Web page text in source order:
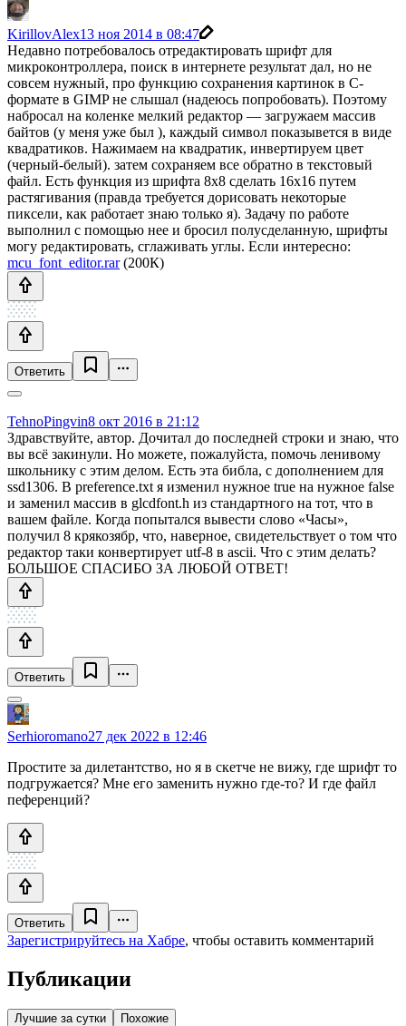
KirillovAlex13 ноя 2014 в 08:47
Недавно потребовалось отредактировать шрифт для
микроконтроллера, поиск в интернете результат дал, но не
совсем нужный, про функцию сохранения картинок в C-
формате в GIMP не слышал (надеюсь попробовать). Поэтому
набросал на коленке мелкий редактор — загружаем массив
байтов (у меня уже был ), каждый символ показывется в виде
квадратиков. Нажимаем на квадратик, инвертируем цвет
(черный-белый). затем сохраняем все обратно в текстовый
файл. Есть функция из шрифта 8x8 сделать 16x16 путем
растягивания (правда требуется дорисовать некоторые
пиксели, как работает знаю только я). Задачу по работе
выполнил с помощью нее и бросил полусделанную, шрифты
могу редактировать, сглаживать углы. Если интересно:
mcu_font_editor.rar(200К)
Ответить
TehnoPingvin8 окт 2016 в 21:12
Здравствуйте, автор. Дочитал до последней строки и знаю, что
вы всё закинули. Но можете, пожалуйста, помочь ленивому
школьнику с этим делом. Есть эта библа, с дополнением для
ssd1306. В preference.txt я изменил нужное true на нужное false
и заменил массив в glcdfont.h из стандартного на тот, что в
вашем файле. Когда попытался вывести слово «Часы»,
получил 8 крякозябр, что, наверное, свидетельствует о том что
редактор таки конвертирует utf-8 в ascii. Что с этим делать?
БОЛЬШОЕ СПАСИБО ЗА ЛЮБОЙ ОТВЕТ!
Ответить
Serhioromano27 дек 2022 в 12:46
Простите за дилетантство, но я в скетче не вижу, где шрифт то
подгружается? Мне его заменить нужно где-то? И где файл
пеференций?
Ответить
Зарегистрируйтесь на Хабре, чтобы оставить комментарий
Публикации
Лучшие за сутки Похожие